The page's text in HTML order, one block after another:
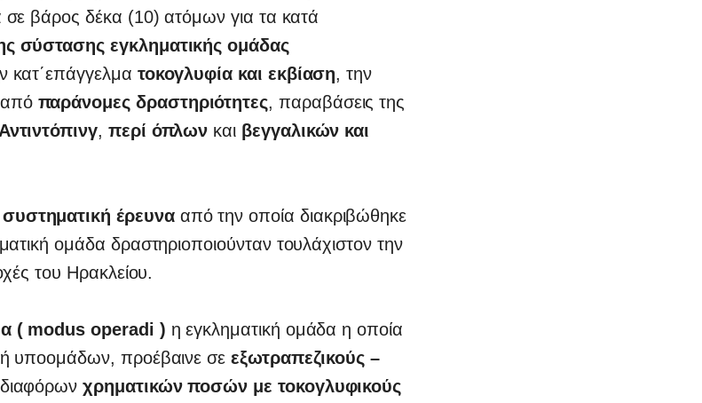
σε βάρος δέκα (10) ατόμων για τα κατά
σύστασης εγκληματικής ομάδας
κατ΄επάγγελμα τοκογλυφία και εκβίαση, την
παράνομες δραστηριότητες, παραβάσεις της
Αντιντόπινγ, περί όπλων και βεγγαλικών και
έρευνα από την οποία διακριβώθηκε
ομάδα δραστηριοποιούνταν τουλάχιστον την
του Ηρακλείου.
( modus operadi ) η εγκληματική ομάδα η οποία
υποομάδων, προέβαινε σεεξωτραπεζικούς –
χρηματικών ποσών με τοκογλυφικούς